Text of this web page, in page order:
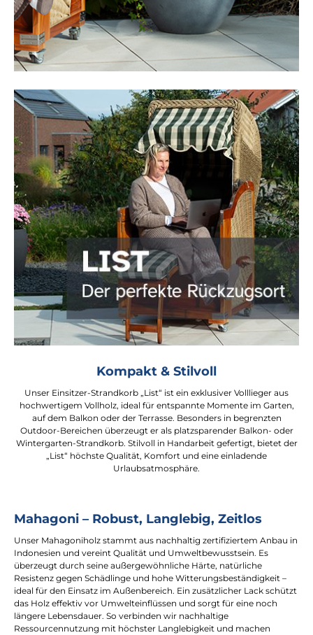
Kompakt & Stilvoll
Unser Einsitzer-Strandkorb „List“ ist ein exklusiver Volllieger aus
hochwertigem Vollholz, ideal für entspannte Momente im Garten,
auf dem Balkon oder der Terrasse. Besonders in begrenzten
Outdoor-Bereichen überzeugt er als platzsparender Balkon- oder
Wintergarten-Strandkorb. Stilvoll in Handarbeit gefertigt, bietet der
„List“ höchste Qualität, Komfort und eine einladende
Urlaubsatmosphäre.
Mahagoni – Robust, Langlebig, Zeitlos
Unser Mahagoniholz stammt aus nachhaltig zertifiziertem Anbau in
Indonesien und vereint Qualität und Umweltbewusstsein. Es
überzeugt durch seine außergewöhnliche Härte, natürliche
Resistenz gegen Schädlinge und hohe Witterungsbeständigkeit –
ideal für den Einsatz im Außenbereich. Ein zusätzlicher Lack schützt
das Holz effektiv vor Umwelteinflüssen und sorgt für eine noch
längere Lebensdauer. So verbinden wir nachhaltige
Ressourcennutzung mit höchster Langlebigkeit und machen